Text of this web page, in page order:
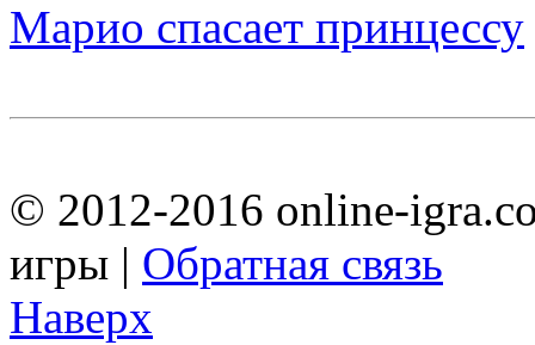
Марио спасает принцессу
© 2012-2016 online-
игры | Обратная связь
Наверх